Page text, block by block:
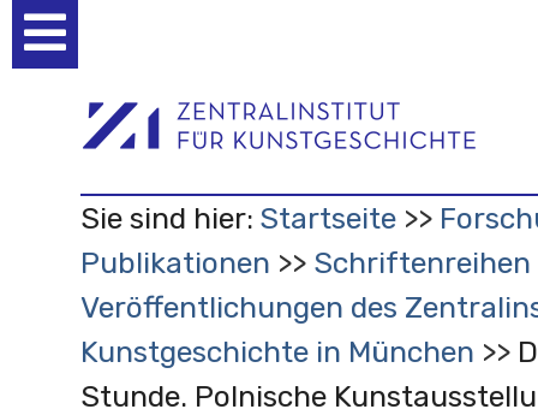
Werkzeuge
Sie sind hier: Startseite
Publikationen
Schriftenreihen
Veröffentlichungen des
Kunstgeschichte in München
Stunde. Polnische